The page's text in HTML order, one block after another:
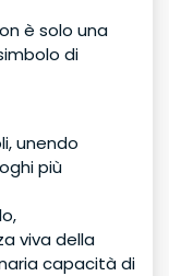
è solo una
di
unendo
più
viva della
capacità di